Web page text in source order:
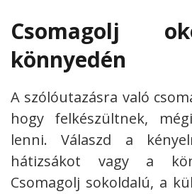
Csomagolj
könnyedén
A szólóutazásra való
hogy felkészültnek,
lenni. Válaszd a
hátizsákot vagy a
Csomagolj sokoldalú, a